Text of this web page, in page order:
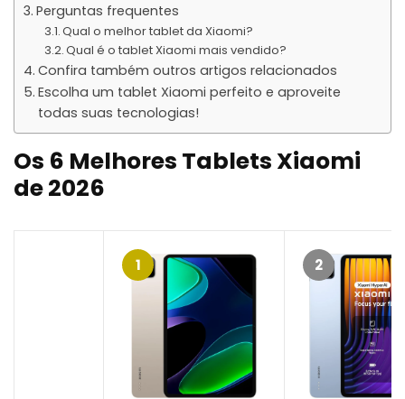
Perguntas frequentes
Qual o melhor tablet da Xiaomi?
Qual é o tablet Xiaomi mais vendido?
Confira também outros artigos relacionados
Escolha um tablet Xiaomi perfeito e aproveite
todas suas tecnologias!
Os 6 Melhores Tablets Xiaomi
de 2026
1 2